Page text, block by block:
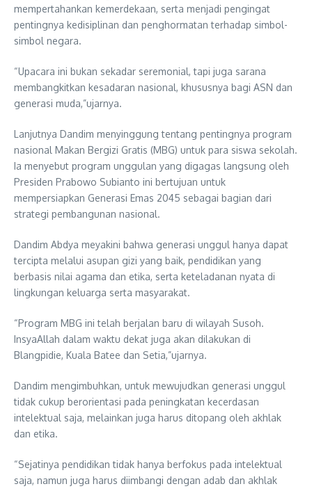
mempertahankan kemerdekaan, serta menjadi pengingat
pentingnya kedisiplinan dan penghormatan terhadap simbol-
simbol negara.
“Upacara ini bukan sekadar seremonial, tapi juga sarana
membangkitkan kesadaran nasional, khususnya bagi ASN dan
generasi muda,”ujarnya.
Lanjutnya Dandim menyinggung tentang pentingnya program
nasional Makan Bergizi Gratis (MBG) untuk para siswa sekolah.
Ia menyebut program unggulan yang digagas langsung oleh
Presiden Prabowo Subianto ini bertujuan untuk
mempersiapkan Generasi Emas 2045 sebagai bagian dari
strategi pembangunan nasional.
Dandim Abdya meyakini bahwa generasi unggul hanya dapat
tercipta melalui asupan gizi yang baik, pendidikan yang
berbasis nilai agama dan etika, serta keteladanan nyata di
lingkungan keluarga serta masyarakat.
“Program MBG ini telah berjalan baru di wilayah Susoh.
InsyaAllah dalam waktu dekat juga akan dilakukan di
Blangpidie, Kuala Batee dan Setia,”ujarnya.
Dandim mengimbuhkan, untuk mewujudkan generasi unggul
tidak cukup berorientasi pada peningkatan kecerdasan
intelektual saja, melainkan juga harus ditopang oleh akhlak
dan etika.
“Sejatinya pendidikan tidak hanya berfokus pada intelektual
saja, namun juga harus diimbangi dengan adab dan akhlak